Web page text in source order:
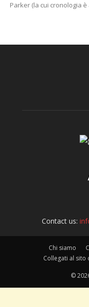
Parker (la cui cronologia è
Contact us:
Chi siamo
Collegati al sito
©